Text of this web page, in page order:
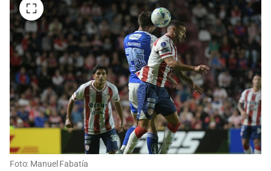
Foto: Manuel Fabatía